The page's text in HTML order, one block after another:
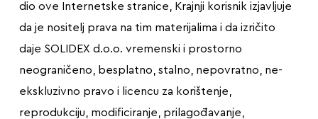
dio ove Internetske stranice, Krajnji korisnik izjavljuje
da je nositelj prava na tim materijalima i da izričito
daje SOLIDEX d.o.o. vremenski i prostorno
neograničeno, besplatno, stalno, nepovratno, ne-
ekskluzivno pravo i licencu za korištenje,
reprodukciju, modificiranje, prilagođavanje,